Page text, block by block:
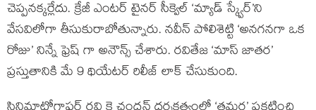
చెప్పనక్కర్లేదు. క్రేజీ ఎంటర్ టైనర్ సీక్వెల్ ‘మ్యాడ్ స్క్వేర్’ని
వేసవిలోగా తీసుకురాబోతున్నారు. నవీన్ పోలిశెట్టి ‘అనగనగా ఒక
రోజు’ నిన్నే ఫ్రెష్ గా అనౌన్స్ చేశారు. రవితేజ ‘మాస్ జాతర’
ప్రస్తుతానికి మే 9 థియేటర్ రిలీజ్ లాక్ చేసుకుంది.